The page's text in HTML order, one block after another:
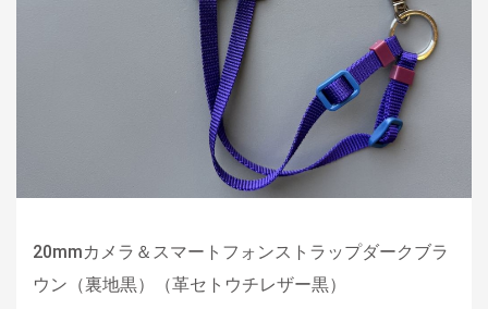
20mmカメラ＆スマートフォンストラップダークブラ
ウン（裏地黒）（革セトウチレザー黒）